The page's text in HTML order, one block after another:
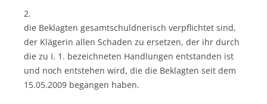
2.
die Beklagten gesamtschuldnerisch verpflichtet sind,
der Klägerin allen Schaden zu ersetzen, der ihr durch
die zu I. 1. bezeichneten Handlungen entstanden ist
und noch entstehen wird, die die Beklagten seit dem
15.05.2009 begangen haben.